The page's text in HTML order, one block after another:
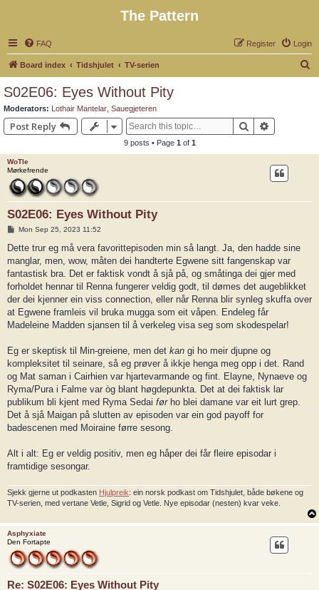
The Pattern
FAQ Login
Register
Board index Tidshjulet TV-serien
S02E06: Eyes Without Pity
Moderators: Lothair Mantelar Sauegjeteren
Post Reply Search
9 posts • Page 1 of 1
WoTle
Mørkefrende
S02E06: Eyes Without Pity
P
s
Mon Sep 25, 2023 11:52
Dette trur eg må vera favorittepisoden min så langt. Ja, den hadde sine
manglar, men, wow, måten dei handterte Egwene sitt fangenskap var
fantastisk bra. Det er faktisk vondt å sjå på, og småtinga dei gjer med
forholdet hennar til Renna fungerer veldig godt, til dømes det augeblikket
der dei kjenner ein viss connection, eller når Renna blir synleg skuffa over
at Egwene framleis vil bruka mugga som eit våpen. Endeleg får
Madeleine Madden sjansen til å verkeleg visa seg som skodespelar!
Eg er skeptisk til Min-greiene, men det kan gi ho meir djupne og
kompleksitet til seinare, så eg prøver å ikkje henga meg opp i det. Rand
og Mat saman i Cairhien var hjartevarmande og fint. Elayne, Nynaeve og
Ryma/Pura i Falme var òg blant høgdepunkta. Det at dei faktisk lar
publikum bli kjent med Ryma Sedai førho blei damane var eit lurt grep.
Det å sjå Maigan på slutten av episoden var ein god payoff for
badescenen med Moiraine førre sesong.
Alt i alt: Eg er veldig positiv, men eg håper dei får fleire episodar i
framtidige sesongar.
Sjekk gjerne ut podkasten Hjulpreik: ein norsk podkast om Tidshjulet, både bøkene og
TV-serien, med vertane Vetle, Sigrid og Vetle. Nye episodar (nesten) kvar veke.
Asphyxiate
Den Fortapte
Re: S02E06: Eyes Without Pity